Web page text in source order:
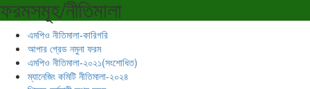
ফরমসমূহ/নীতিমালা
এমপিও নীতিমালা-কারিগরি
আপার গ্রেড নমুনা ফরম
এমপিও নীতিমালা-২০২১(সংশোধিত)
ম্যানেজিং কমিটি নীতিমালা-২০২৪